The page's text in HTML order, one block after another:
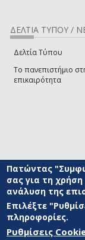
ΔΕΛΤΙΑ ΤΥΠΟΥ /
Δελτία Τύπου
Το πανεπιστήμιο
επικαιρότητα
© ΠΑΝΕΠΙΣΤΗΜΙΟ
ΑΝΑΠΤΥΞΗΣ
Πατώντας
σας για τη
ανάλυση της
Επιλέξτε
πληροφορίες.
Ρυθμίσεις